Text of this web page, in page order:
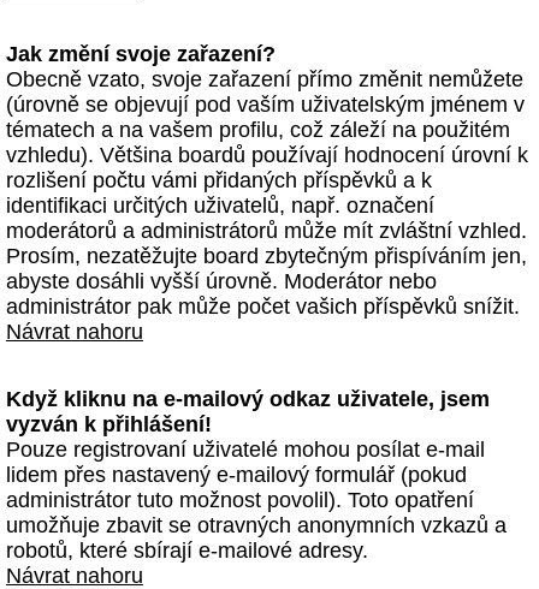
Jak změní svoje zařazení?
Obecně vzato, svoje zařazení přímo změnit nemůžete
(úrovně se objevují pod vaším uživatelským jménem v
tématech a na vašem profilu, což záleží na použitém
vzhledu). Většina boardů používají hodnocení úrovní k
rozlišení počtu vámi přidaných příspěvků a k
identifikaci určitých uživatelů, např. označení
moderátorů a administrátorů může mít zvláštní vzhled.
Prosím, nezatěžujte board zbytečným přispíváním jen,
abyste dosáhli vyšší úrovně. Moderátor nebo
administrátor pak může počet vašich příspěvků snížit.
Návrat nahoru
Když kliknu na e-mailový odkaz uživatele, jsem
vyzván k přihlášení!
Pouze registrovaní uživatelé mohou posílat e-mail
lidem přes nastavený e-mailový formulář (pokud
administrátor tuto možnost povolil). Toto opatření
umožňuje zbavit se otravných anonymních vzkazů a
robotů, které sbírají e-mailové adresy.
Návrat nahoru